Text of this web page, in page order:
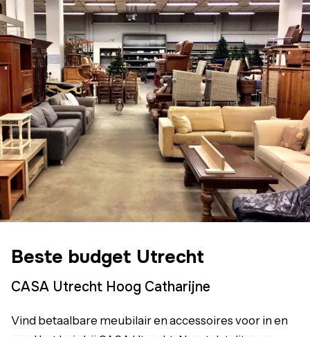
Beste budget Utrecht
CASA Utrecht Hoog Catharijne
Vind betaalbare meubilair en accessoires voor in en